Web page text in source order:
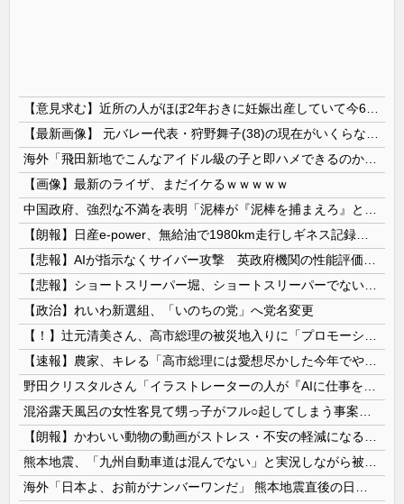
【意見求む】近所の人がほぼ2年おきに妊娠出産していて今6人目妊娠中。産休育休で会社を12年休んでるらしいんだけど、厚顔無恥の権化としか思えない。研究職が12年休むか？
【最新画像】 元バレー代表・狩野舞子(38)の現在がいくらなんでも即ハボすぎる！
海外「飛田新地でこんなアイドル級の子と即ハメできるのかよ」⇒ 晒された無修正動画がコチラ
【画像】最新のライザ、まだイケるｗｗｗｗｗ
中国政府、強烈な不満を表明「泥棒が『泥棒を捕まえろ』と叫ぶようなやり口で中国を貶めている」と強く非難！
【朗報】日産e-power、無給油で1980km走行しギネス記録を達成 55Lタンクでリッター36km（SUV）
【悲報】AIが指示なくサイバー攻撃 英政府機関の性能評価試験
【悲報】ショートスリーパー堀、ショートスリーパーでない事がバレてしまう
【政治】れいわ新選組、「いのちの党」へ党名変更
【！】辻元清美さん、高市総理の被災地入りに「プロモーションのような動画を撮らせて、悲しく情けない！」ｗｗｗｗｗｗｗｗｗｗｗｗｗｗ
【速報】農家、キレる「高市総理には愛想尽かした今年でやめるぞ」コメ売値は生産原価の半分以下、肥料代や燃料代は高騰
野田クリスタルさん「イラストレーターの人が『AIに仕事を奪われる』って言ってるけど、あなた達は"仕事を奪う側"じゃない？」
混浴露天風呂の女性客見て甥っ子がフル○起してしまう事案が発生 part4
【朗報】かわいい動物の動画がストレス・不安の軽減になる可能性。英大学の研究で実証
熊本地震、「九州自動車道は混んでない」と実況しながら被災地へ向かう有名アナなどに批判殺到 全国紙記者「最新の状況をいち早く伝えることは報道機関としての責務」「情報を取り上げることには大きな意義がある」
海外「日本よ、お前がナンバーワンだ」 熊本地震直後の日本の対応のスピードに世界が衝撃